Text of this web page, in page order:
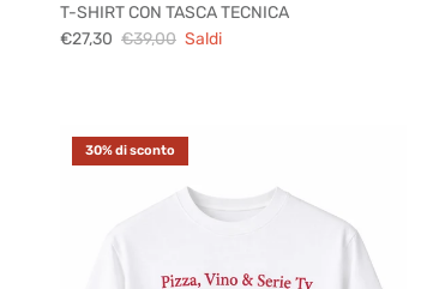
T-SHIRT CON TASCA TECNICA
€27,30 €39,00 Saldi
30% di sconto